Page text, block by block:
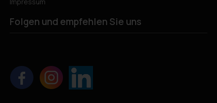
Folgen und empfehlen Sie uns